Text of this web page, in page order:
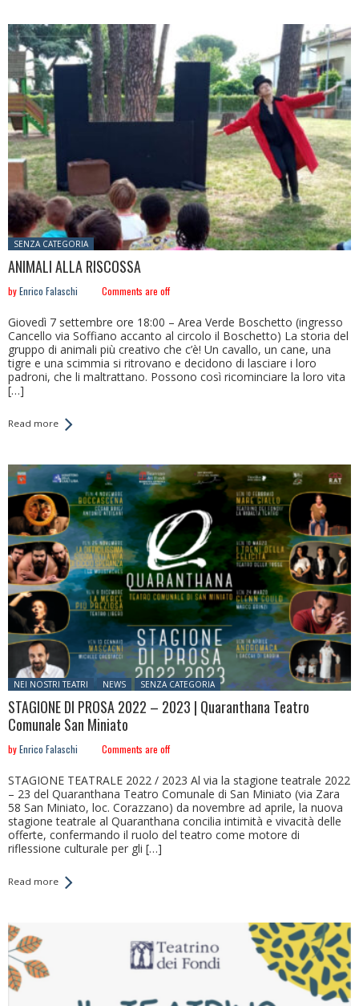
Posted in:
SENZA CATEGORIA
ANIMALI ALLA RISCOSSA
byEnrico Falaschi Comments are off
Giovedì 7 settembre ore 18:00 – Area Verde Boschetto (ingresso
Cancello via Soffiano accanto al circolo il Boschetto) La storia del
gruppo di animali più creativo che c’è! Un cavallo, un cane, una
tigre e una scimmia si ritrovano e decidono di lasciare i loro
padroni, che li maltrattano. Possono così ricominciare la loro vita
[…]
Read more
Posted in:
NEI NOSTRI TEATRI NEWS SENZA CATEGORIA
STAGIONE DI PROSA 2022 – 2023 | Quaranthana Teatro
Comunale San Miniato
byEnrico Falaschi Comments are off
STAGIONE TEATRALE 2022 / 2023 Al via la stagione teatrale 2022
– 23 del Quaranthana Teatro Comunale di San Miniato (via Zara
58 San Miniato, loc. Corazzano) da novembre ad aprile, la nuova
stagione teatrale al Quaranthana concilia intimità e vivacità delle
offerte, confermando il ruolo del teatro come motore di
riflessione culturale per gli […]
Read more